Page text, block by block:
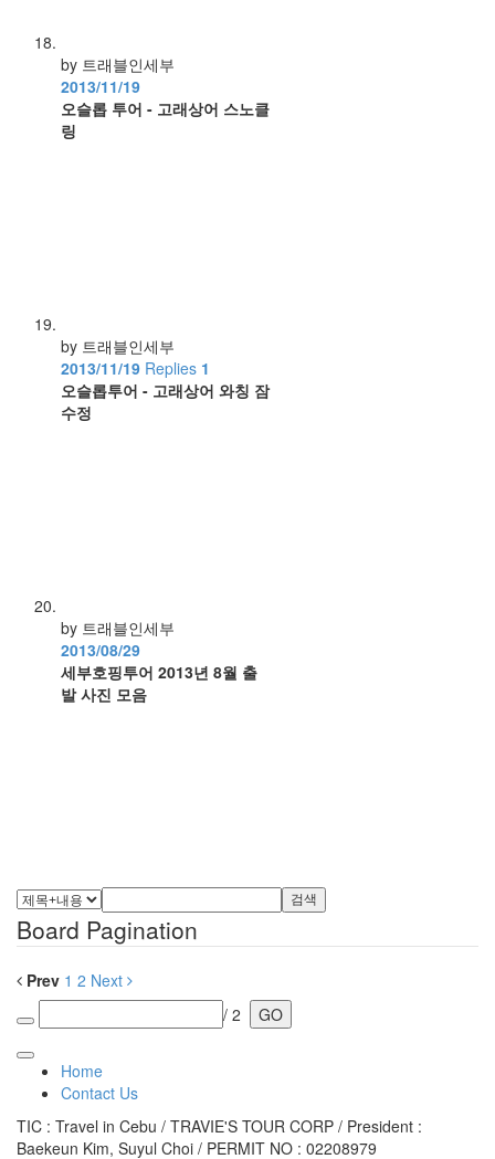
by 트래블인세부
2013/11/19
오슬롭 투어 - 고래상어 스노클
링
by 트래블인세부
2013/11/19 Replies 1
오슬롭투어 - 고래상어 와칭 잠
수정
by 트래블인세부
2013/08/29
세부호핑투어 2013년 8월 출
발 사진 모음
검색
Board Pagination
Prev 1 2 Next
/ 2
GO
Home
Contact Us
TIC : Travel in Cebu / TRAVIE'S TOUR CORP / President :
Baekeun Kim, Suyul Choi / PERMIT NO : 02208979